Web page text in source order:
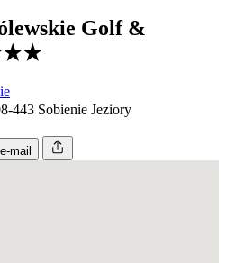
Golf &
443 Sobienie Jeziory
mail